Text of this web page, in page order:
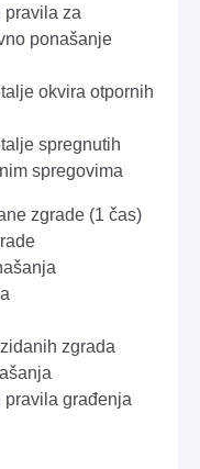
pravila za
ponašanje
okvira otpornih
spregnutih
spregovima
zgrade (1 čas)
zgrada
pravila građenja